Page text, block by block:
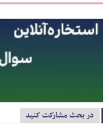
در بحث مشارکت کنید